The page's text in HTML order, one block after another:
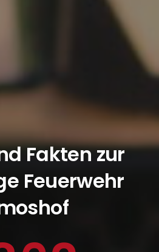
Fakten zur
Feuerwehr